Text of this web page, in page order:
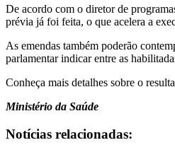
De acordo com o diretor de
prévia já foi feita, o que acelera a
As emendas também poderão
parlamentar indicar entre as
Conheça mais detalhes sobre o
Ministério da Saúde
Notícias relacionadas: